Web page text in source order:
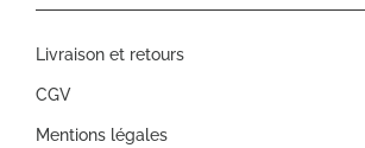
Livraison et retours
CGV
Mentions légales